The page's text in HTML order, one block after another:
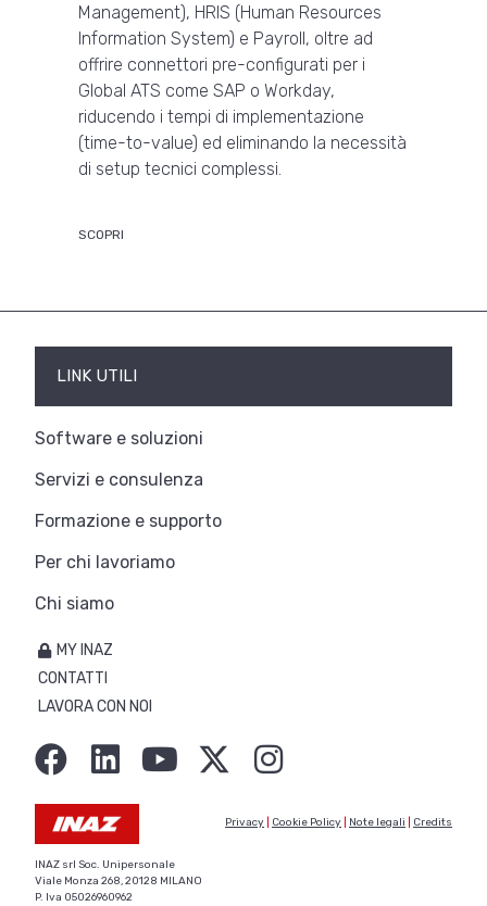
Management), HRIS (Human Resources
Information System) e Payroll, oltre ad
offrire connettori pre-configurati per i
Global ATS come SAP o Workday,
riducendo i tempi di implementazione
(time-to-value) ed eliminando la necessità
di setup tecnici complessi.
SCOPRI
LINK UTILI
Software e soluzioni
Servizi e consulenza
Formazione e supporto
Per chi lavoriamo
Chi siamo
MY INAZ
CONTATTI
LAVORA CON NOI
Privacy Cookie Policy Note legali Credits
INAZ srl Soc. Unipersonale
Viale Monza 268, 20128 MILANO
P. Iva 05026960962